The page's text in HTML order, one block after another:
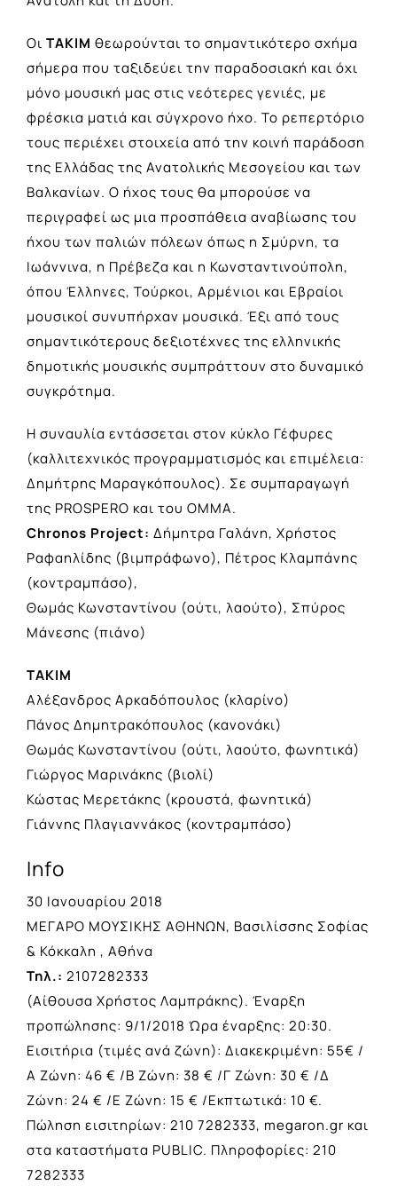
Οι ΤΑΚΙΜ θεωρούνται το σημαντικότερο σχήμα
σήμερα που ταξιδεύει την παραδοσιακή και όχι
μόνο μουσική μας στις νεότερες γενιές, με
φρέσκια ματιά και σύγχρονο ήχο. Το ρεπερτόριο
τους περιέχει στοιχεία από την κοινή παράδοση
της Ελλάδας της Ανατολικής Μεσογείου και των
Βαλκανίων. Ο ήχος τους θα μπορούσε να
περιγραφεί ως μια προσπάθεια αναβίωσης του
ήχου των παλιών πόλεων όπως η Σμύρνη, τα
Ιωάννινα, η Πρέβεζα και η Κωνσταντινούπολη,
όπου Έλληνες, Τούρκοι, Αρμένιοι και Εβραίοι
μουσικοί συνυπήρχαν μουσικά. Έξι από τους
σημαντικότερους δεξιοτέχνες της ελληνικής
δημοτικής μουσικής συμπράττουν στο δυναμικό
συγκρότημα.
Η συναυλία εντάσσεται στον κύκλο Γέφυρες
(καλλιτεχνικός προγραμματισμός και επιμέλεια:
Δημήτρης Μαραγκόπουλος). Σε συμπαραγωγή
της PROSPERO και του ΟΜΜΑ.
Chronos Project: Δήμητρα Γαλάνη, Χρήστος
Ραφαηλίδης (βιμπράφωνο), Πέτρος Κλαμπάνης
(κοντραμπάσο),
Θωμάς Κωνσταντίνου (ούτι, λαούτο), Σπύρος
Μάνεσης (πιάνο)
ΤΑΚΙΜ
Αλέξανδρος Αρκαδόπουλος (κλαρίνο)
Πάνος Δημητρακόπουλος (κανονάκι)
Θωμάς Κωνσταντίνου (ούτι, λαούτο, φωνητικά)
Γιώργος Μαρινάκης (βιολί)
Κώστας Μερετάκης (κρουστά, φωνητικά)
Γιάννης Πλαγιαννάκος (κοντραμπάσο)
Info
30 Ιανουαρίου 2018
ΜΕΓΑΡΟ ΜΟΥΣΙΚΗΣ ΑΘΗΝΩΝ, Βασιλίσσης Σοφίας
& Κόκκαλη , Αθήνα
Τηλ.: 2107282333
(Αίθουσα Χρήστος Λαμπράκης). Έναρξη
προπώλησης: 9/1/2018 Ώρα έναρξης: 20:30.
Εισιτήρια (τιμές ανά ζώνη): Διακεκριμένη: 55€ /
Α Ζώνη: 46 € /Β Ζώνη: 38 € /Γ Ζώνη: 30 € /Δ
Ζώνη: 24 € /Ε Ζώνη: 15 € /Εκπτωτικά: 10 €.
Πώληση εισιτηρίων: 210 7282333, megaron.gr και
στα καταστήματα PUBLIC. Πληροφορίες: 210
7282333